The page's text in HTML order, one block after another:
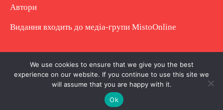
Автори
Видання входить до медіа-групи MistoOnline
Copyright © Повне використання матеріалу
заборонено. Частково можна з гіперпосиланням.
We use cookies to ensure that we give you the best
experience on our website. If you continue to use this site we
will assume that you are happy with it.
Ok